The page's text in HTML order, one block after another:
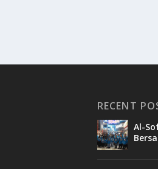
RECENT
Al-